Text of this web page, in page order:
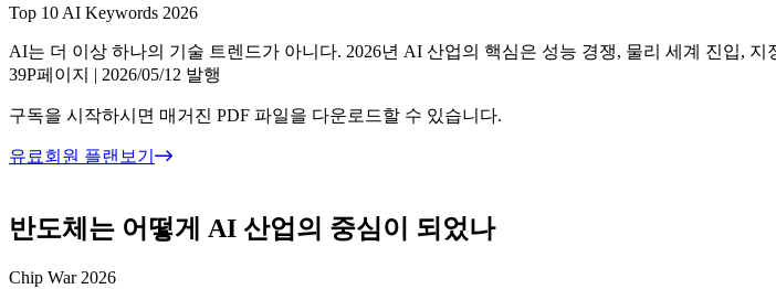
Top 10 AI Keywords 2026
AI는 더 이상 하나의 기술 트렌드가 아니다. 2026년 AI 산업의 핵심은 성능 경쟁, 물리 세계 진입,
39P페이지
2026/05/12 발행
구독을 시작하시면 매거진 PDF 파일을 다운로드할 수 있습니다.
유료회원 플랜보기
반도체는 어떻게 AI 산업의 중심이 되었나
Chip War 2026